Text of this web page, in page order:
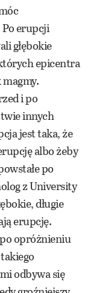
erupcji
głębokie
epicentra
i po
innych
jest taka, że
albo żeby
po
z University
długie
erupcję.
opróżnieniu
odbywa się